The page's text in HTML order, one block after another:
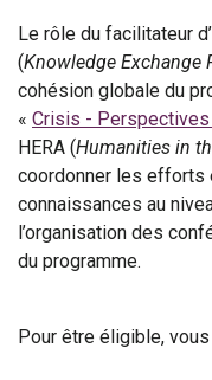
Le rôle du facilitateur
(Knowledge Exchange
cohésion globale du
« Crisis -
HERA (Humanities in
coordonner les efforts
connaissances au
l’organisation des
du programme.
Pour être éligible,